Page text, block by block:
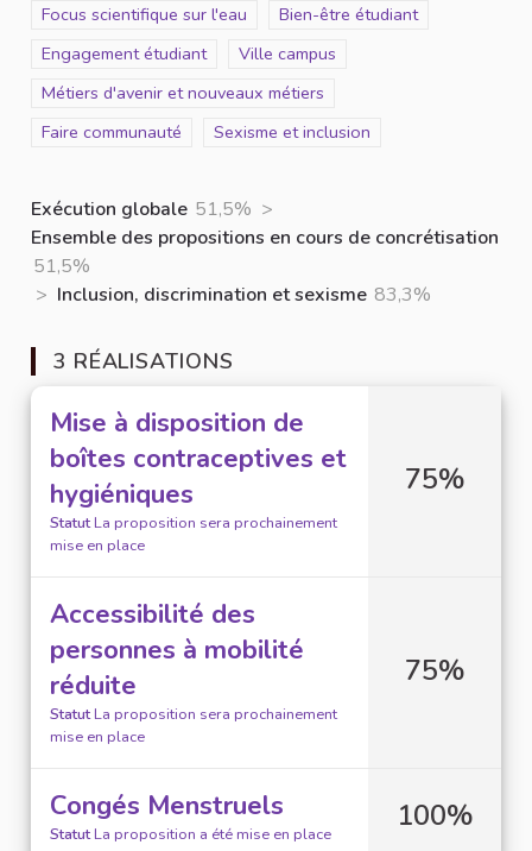
Scope
Focus scientifique sur l'eau Scope
Bien-être étudiant
Scope
Engagement étudiant Scope
Ville campus
Scope
Métiers d'avenir et nouveaux métiers
Scope
Faire communauté Scope
Sexisme et inclusion
Exécution globale 51,5% >
Ensemble des propositions en cours de concrétisation
51,5%
> Inclusion, discrimination et sexisme 83,3%
3 RÉALISATIONS
Mise à disposition de
boîtes contraceptives et
hygiéniques
Statut La proposition sera prochainement
mise en place
75%
Accessibilité des
personnes à mobilité
réduite
Statut La proposition sera prochainement
mise en place
75%
Congés Menstruels
Statut La proposition a été mise en place
100%